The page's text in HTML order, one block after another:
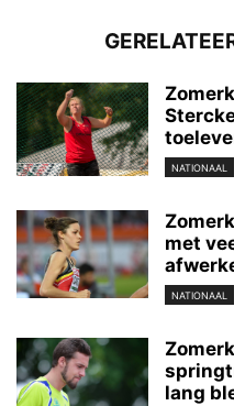
NATIONAAL
met
NATIONAAL
lang